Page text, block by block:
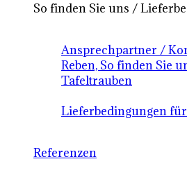
So finden Sie uns /
Ansprechpartner /
Reben, So finden Sie
Tafeltrauben
Lieferbedingungen
Referenzen